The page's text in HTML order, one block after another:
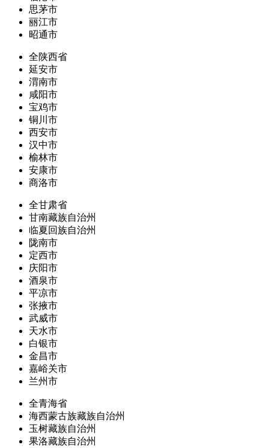
思茅市
丽江市
昭通市
全陕西省
延安市
渭南市
咸阳市
宝鸡市
铜川市
西安市
汉中市
榆林市
安康市
商洛市
全甘肃省
甘南藏族自治州
临夏回族自治州
陇南市
定西市
庆阳市
酒泉市
平凉市
张掖市
武威市
天水市
白银市
金昌市
嘉峪关市
兰州市
全青海省
海西蒙古族藏族自治州
玉树藏族自治州
果洛藏族自治州